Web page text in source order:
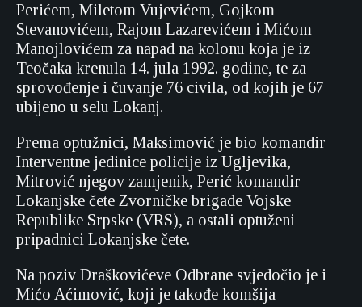
Perićem, Miletom Vujevićem, Gojkom
Stevanovićem, Rajom Lazarevićem i Mićom
Manojlovićem za napad na kolonu koja je iz
Teočaka krenula 14. jula 1992. godine, te za
sprovođenje i čuvanje 76 civila, od kojih je 67
ubijeno u selu Lokanj.
Prema optužnici, Maksimović je bio komandir
Interventne jedinice policije iz Ugljevika,
Mitrović njegov zamjenik, Perić komandir
Lokanjske čete Zvorničke brigade Vojske
Republike Srpske (VRS), a ostali optuženi
pripadnici Lokanjske čete.
Na poziv Draškovićeve Odbrane svjedočio je i
Mićo Aćimović, koji je takođe komšija